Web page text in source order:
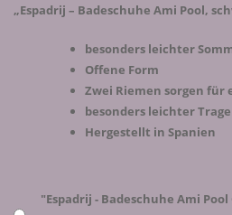
„Espadrij – Badeschuhe Ami Pool,
besonders leichter
Offene Form
Zwei Riemen sorgen
besonders leichter
Hergestellt in Spanien
"Espadrij - Badeschuhe Ami Pool